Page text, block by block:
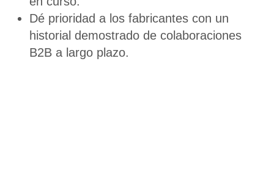
Dé prioridad a los fabricantes con un
historial demostrado de colaboraciones
B2B a largo plazo.